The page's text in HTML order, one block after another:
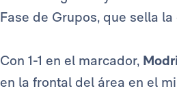
Fase de Grupos, que sella
Con 1-1 en el marcador,
en la frontal del área en el